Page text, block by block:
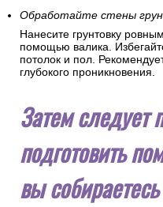
Обработайте стены
Нанесите грунтовку
помощью валика.
потолок и пол.
глубокого проникновения.
Затем следует
подготовить
вы